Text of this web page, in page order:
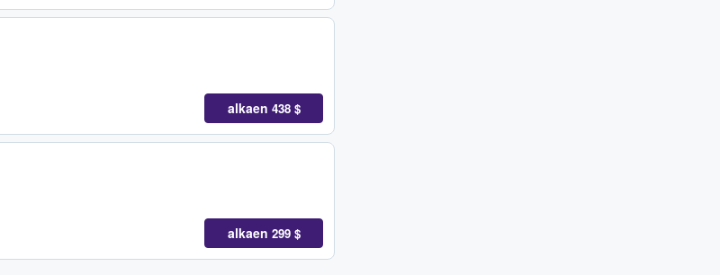
alkaen 438 $
alkaen 299 $